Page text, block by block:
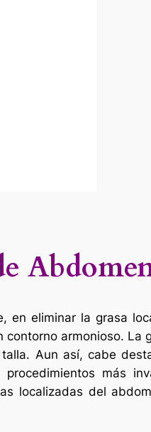
en eliminar la grasa
armonioso. La
Aun así, cabe
más
localizadas del